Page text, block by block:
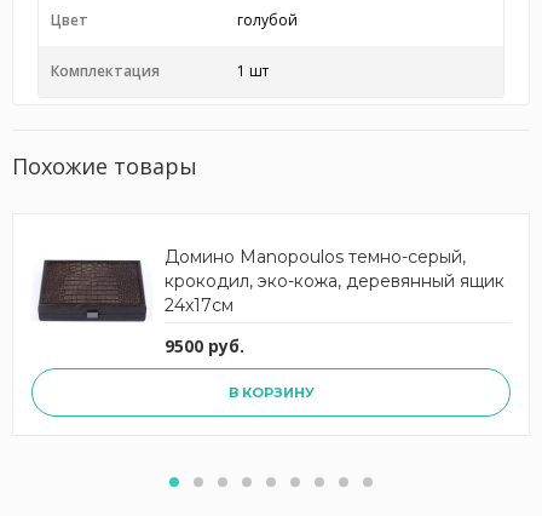
Цвет голубой
Комплектация 1 шт
Похожие товары
Домино Manopoulos темно-серый,
крокодил, эко-кожа, деревянный ящик
24x17см
9500 руб.
В КОРЗИНУ